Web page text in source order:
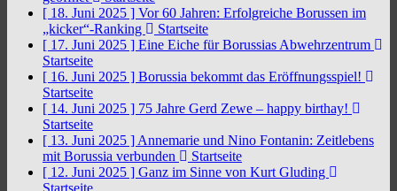
[ 18. Juni 2025 ] Vor 60 Jahren: Erfolgreiche Borussen im
„kicker“-Ranking
Startseite
[ 17. Juni 2025 ] Eine Eiche für Borussias Abwehrzentrum
Startseite
[ 16. Juni 2025 ] Borussia bekommt das Eröffnungsspiel!
Startseite
[ 14. Juni 2025 ] 75 Jahre Gerd Zewe – happy birthay!
Startseite
[ 13. Juni 2025 ] Annemarie und Nino Fontanin: Zeitlebens
mit Borussia verbunden
Startseite
[ 12. Juni 2025 ] Ganz im Sinne von Kurt Gluding
Startseite